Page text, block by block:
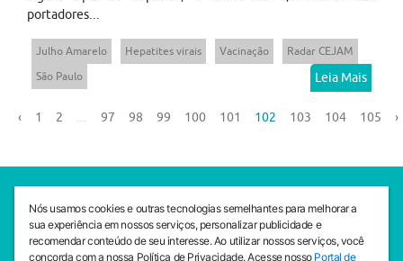
portadores...
Julho Amarelo Hepatites virais Vacinação
Radar CEJAM
São Paulo
Leia Mais
‹ 1 2 97 98 99 100 101 102 103 104 105 ›
SEDE CEJAM
Av. da Liberdade, 765, Liberdade, São Paulo, 01503-001
(11) 3469 - 1818
Nós usamos cookies e outras tecnologias semelhantes para melhorar a
sua experiência em nossos serviços, personalizar publicidade e
recomendar conteúdo de seu interesse. Ao utilizar nossos serviços, você
concorda com a nossa Política de Privacidade. Acesse nosso Portal de